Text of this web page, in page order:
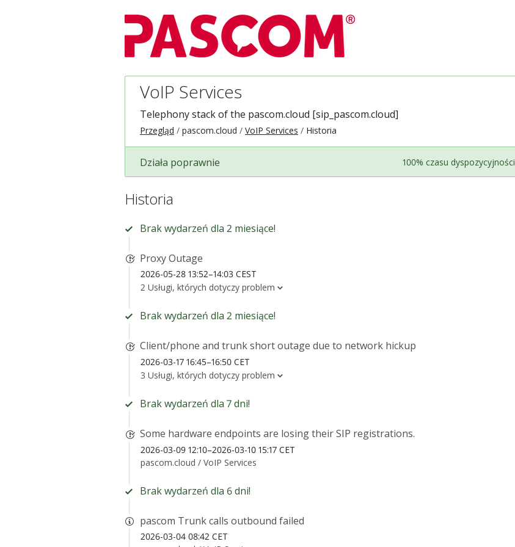
VoIP Services
Telephony stack of the pascom.cloud [sip_pascom.cloud]
Przegląd pascom.cloud VoIP Services Historia
Działa poprawnie 100% czasu dyspozycyjności
Historia
Brak wydarzeń dla 2 miesiące!
Proxy Outage
2026-05-28 13:52–14:03 CEST
2 Usługi, których dotyczy problem
Brak wydarzeń dla 2 miesiące!
Client/phone and trunk short outage due to network hickup
2026-03-17 16:45–16:50 CET
3 Usługi, których dotyczy problem
Brak wydarzeń dla 7 dni!
Some hardware endpoints are losing their SIP registrations.
2026-03-09 12:10–2026-03-10 15:17 CET
pascom.cloud / VoIP Services
Brak wydarzeń dla 6 dni!
pascom Trunk calls outbound failed
2026-03-04 08:42 CET